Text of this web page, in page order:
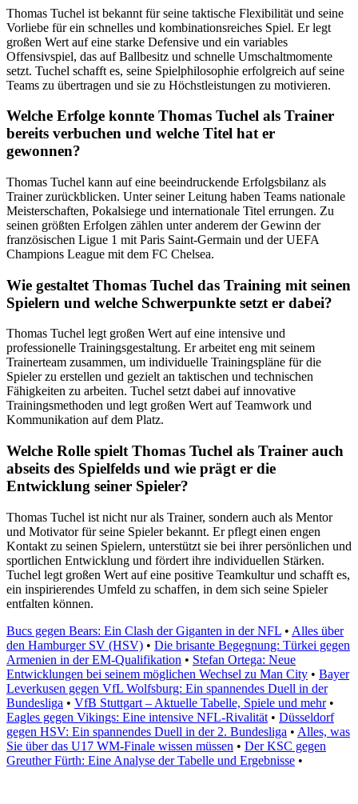
Thomas Tuchel ist bekannt für seine taktische Flexibilität und seine
Vorliebe für ein schnelles und kombinationsreiches Spiel. Er legt
großen Wert auf eine starke Defensive und ein variables
Offensivspiel, das auf Ballbesitz und schnelle Umschaltmomente
setzt. Tuchel schafft es, seine Spielphilosophie erfolgreich auf seine
Teams zu übertragen und sie zu Höchstleistungen zu motivieren.
Welche Erfolge konnte Thomas Tuchel als Trainer
bereits verbuchen und welche Titel hat er
gewonnen?
Thomas Tuchel kann auf eine beeindruckende Erfolgsbilanz als
Trainer zurückblicken. Unter seiner Leitung haben Teams nationale
Meisterschaften, Pokalsiege und internationale Titel errungen. Zu
seinen größten Erfolgen zählen unter anderem der Gewinn der
französischen Ligue 1 mit Paris Saint-Germain und der UEFA
Champions League mit dem FC Chelsea.
Wie gestaltet Thomas Tuchel das Training mit seinen
Spielern und welche Schwerpunkte setzt er dabei?
Thomas Tuchel legt großen Wert auf eine intensive und
professionelle Trainingsgestaltung. Er arbeitet eng mit seinem
Trainerteam zusammen, um individuelle Trainingspläne für die
Spieler zu erstellen und gezielt an taktischen und technischen
Fähigkeiten zu arbeiten. Tuchel setzt dabei auf innovative
Trainingsmethoden und legt großen Wert auf Teamwork und
Kommunikation auf dem Platz.
Welche Rolle spielt Thomas Tuchel als Trainer auch
abseits des Spielfelds und wie prägt er die
Entwicklung seiner Spieler?
Thomas Tuchel ist nicht nur als Trainer, sondern auch als Mentor
und Motivator für seine Spieler bekannt. Er pflegt einen engen
Kontakt zu seinen Spielern, unterstützt sie bei ihrer persönlichen und
sportlichen Entwicklung und fördert ihre individuellen Stärken.
Tuchel legt großen Wert auf eine positive Teamkultur und schafft es,
ein inspirierendes Umfeld zu schaffen, in dem sich seine Spieler
entfalten können.
Bucs gegen Bears: Ein Clash der Giganten in der NFL • Alles über
den Hamburger SV (HSV) • Die brisante Begegnung: Türkei gegen
Armenien in der EM-Qualifikation • Stefan Ortega: Neue
Entwicklungen bei seinem möglichen Wechsel zu Man City • Bayer
Leverkusen gegen VfL Wolfsburg: Ein spannendes Duell in der
Bundesliga • VfB Stuttgart – Aktuelle Tabelle, Spiele und mehr•
Eagles gegen Vikings: Eine intensive NFL-Rivalität • Düsseldorf
gegen HSV: Ein spannendes Duell in der 2. Bundesliga • Alles, was
Sie über das U17 WM-Finale wissen müssen • Der KSC gegen
Greuther Fürth: Eine Analyse der Tabelle und Ergebnisse •